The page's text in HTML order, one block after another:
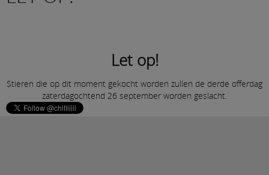
Let op!
Stieren die op dit moment gekocht worden zullen de derde offerdag
zaterdagochtend 26 september worden geslacht.